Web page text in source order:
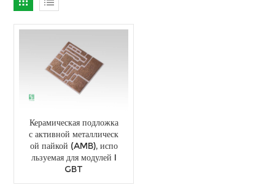
Керамическая подложка
с активной металлическ
ой пайкой (AMB), испо
льзуемая для модулей I
GBT